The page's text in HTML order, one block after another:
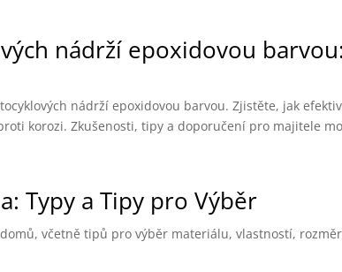
nádrží epoxidovou
nádrží epoxidovou barvou. Zjistěte, jak
korozi. Zkušenosti, tipy a doporučení pro majitele
Typy a Tipy pro Výběr
včetně tipů pro výběr materiálu, vlastností,